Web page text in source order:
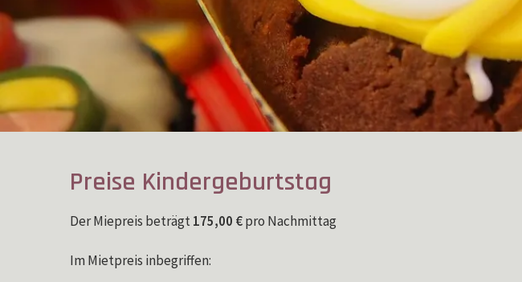
Preise Kindergeburtstag
Der Miepreis beträgt175,00 €pro Nachmittag
Im Mietpreis inbegriffen: